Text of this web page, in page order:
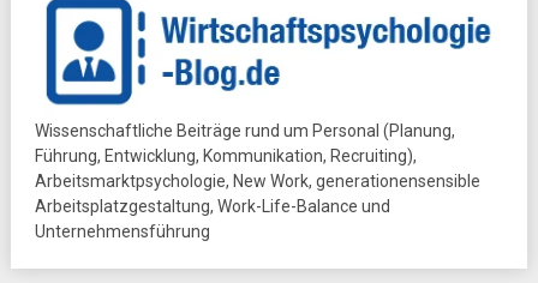
Wissenschaftliche Beiträge rund um Personal (Planung,
Führung, Entwicklung, Kommunikation, Recruiting),
Arbeitsmarktpsychologie, New Work, generationensensible
Arbeitsplatzgestaltung, Work-Life-Balance und
Unternehmensführung